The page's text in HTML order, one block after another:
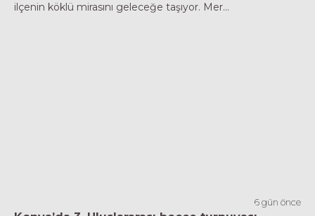
ilçenin köklü mirasını geleceğe taşıyor. Mer...
6 gün önce